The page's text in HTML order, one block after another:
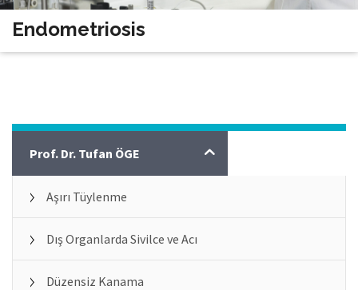
Endometriosis
Kadın Hastalıkları
Prof. Dr. Tufan ÖGE
Aşırı Tüylenme
Dış Organlarda Sivilce ve Acı
Düzensiz Kanama